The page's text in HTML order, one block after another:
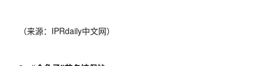
（来源： IPRdaily中文网）